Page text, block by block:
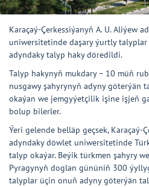
Karaçaý-Çerkessiýanyň A. U. Aliýew
uniwersitetinde daşary ýurtly
adyndaky talyp haky döredildi.
Talyp hakynyň mukdary – 10 müň
nusgawy şahyrynyň adyny göterýän
okaýan we jemgyýetçilik işine işjeň
bolup bilerler.
Ýeri gelende belläp geçsek, Karaçaý-
adyndaky döwlet uniwersitetinde
talyp okaýar. Beýik türkmen şahyry
Pyragynyň doglan gününiň 300
talyplar üçin onuň adyny göterýän